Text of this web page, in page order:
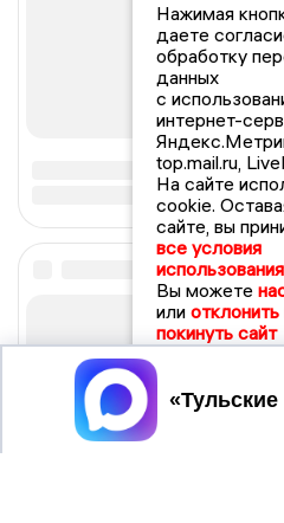
Нажимая
даете
обработку
данных
с
интернет-
top.mail.ru,
На сайте
cookie.
сайте, вы
все условия
Вы можете
или отклонить
покинуть сайт
Принять